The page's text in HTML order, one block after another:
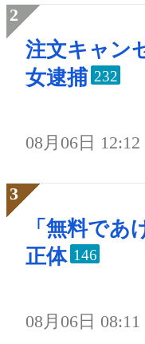
注文キャン
女逮捕 232
08月06日 12:12
「無料であ
正体 146
08月06日 08:11